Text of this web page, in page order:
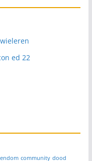
ed 22
community dood